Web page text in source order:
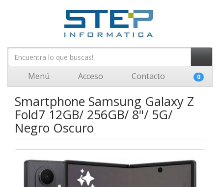
Menú Acceso Contacto 0
Smartphone Samsung Galaxy Z
Fold7 12GB/ 256GB/ 8"/ 5G/
Negro Oscuro